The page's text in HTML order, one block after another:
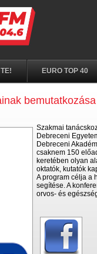
EURO TOP 40
bemutatkozása
Szakmai
Debreceni
Debreceni
csaknem 150
keretében olyan
oktatók, kutatók
A program célja a
segítése. A
orvos- és